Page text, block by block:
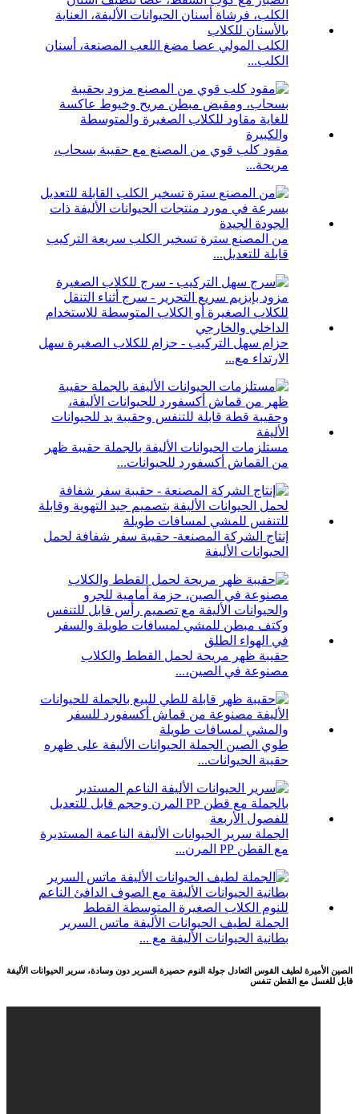
الكلب المولي عصا مضغ اللعب المصنعة، أسنان
الكلب...
مقود كلب قوي من المصنع مع حقيبة بسحاب،
مريحة...
من المصنع سترة تسخير الكلب سريعة التركيب
قابلة للتعديل...
حزام سهل التركيب - حزام للكلاب الصغيرة سهل
الارتداء مع...
مستلزمات الحيوانات الأليفة بالجملة حقيبة ظهر
من القماش أكسفورد للحيوانات...
إنتاج الشركة المصنعة- حقيبة سفر شفافة لحمل
الحيوانات الأليفة
حقيبة ظهر مريحة لحمل القطط والكلاب
مصنوعة في الصين،...
طوي الصين الجملة الحيوانات الأليفة على ظهره
حقيبة الحيوانات...
الجملة سرير الحيوانات الأليفة الناعمة المستديرة
مع القطن PP المرن...
الجملة لطيف الحيوانات الأليفة ماتس السرير
بطانية الحيوانات الأليفة مع ...
الصين الأميرة لطيف القوس التعادل جولة النوم حصيرة السرير دون وسادة، سرير الحيوانات الأليفة
قابل للغسل مع القطن تنفس